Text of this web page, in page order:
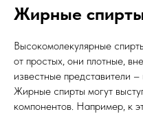
Жирные
Высокомолекулярные
от простых, они плотные,
известные представители
Жирные спирты могут
компонентов. Например, к